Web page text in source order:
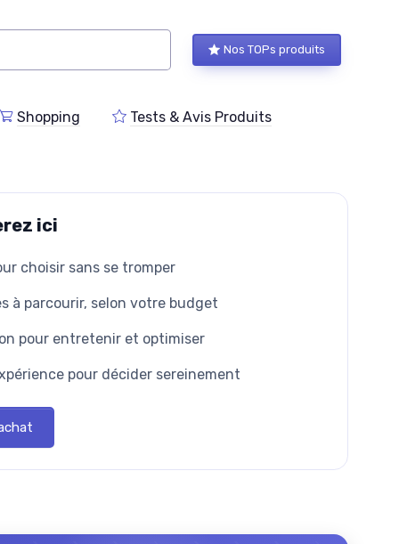
Nos TOPs produits
Shopping Tests & Avis Produits
ici
choisir sans se tromper
à parcourir, selon votre budget
pour entretenir et optimiser
pour décider sereinement